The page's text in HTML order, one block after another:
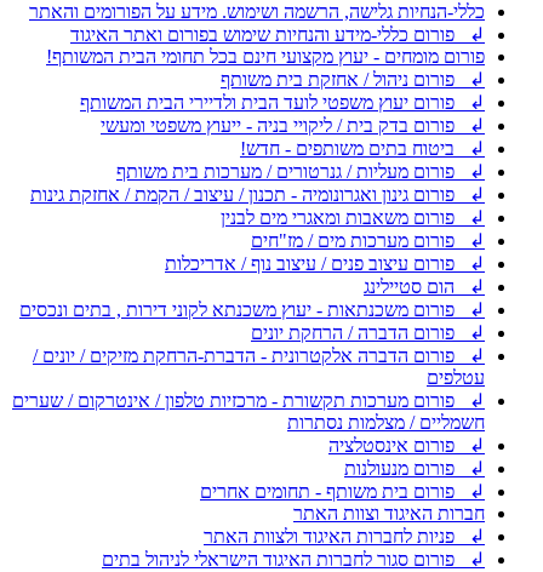
כללי-הנחיות גלישה, הרשמה ושימוש. מידע על הפורומים והאתר
↲ פורום כללי-מידע והנחיות שימוש בפורום ואתר האיגוד
פורום מומחים - יעוץ מקצועי חינם בכל תחומי הבית המשותף!
↲ פורום ניהול / אחזקת בית משותף
↲ פורום יעוץ משפטי לועד הבית ולדיירי הבית המשותף
↲ פורום בדק בית / ליקויי בניה - ייעוץ משפטי ומעשי
↲ ביטוח בתים משותפים - חדש!
↲ פורום מעליות / גנרטורים / מערכות בית משותף
↲ פורום גינון ואגרונומיה - תכנון / עיצוב / הקמת / אחזקת גינות
↲ פורום משאבות ומאגרי מים לבנין
↲ פורום מערכות מים / מז"חים
↲ פורום עיצוב פנים / עיצוב נוף / אדריכלות
↲ הום סטיילינג
↲ פורום משכנתאות - יעוץ משכנתא לקוני דירות , בתים ונכסים
↲ פורום הדברה / הרחקת יונים
↲ פורום הדברה אלקטרונית - הדברת-הרחקת מזיקים / יונים /
עטלפים
↲ פורום מערכות תקשורת - מרכזיות טלפון / אינטרקום / שערים
חשמליים / מצלמות נסתרות
↲ פורום אינסטלציה
↲ פורום מנעולנות
↲ פורום בית משותף - תחומים אחרים
חברות האיגוד וצוות האתר
↲ פניות לחברות האיגוד ולצוות האתר
↲ פורום סגור לחברות האיגוד הישראלי לניהול בתים